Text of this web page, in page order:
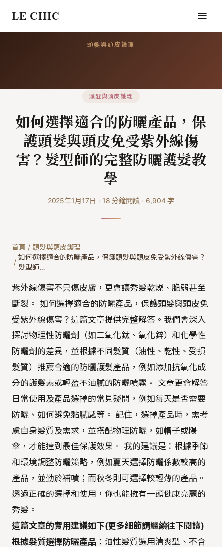
LE CHIC
頭髮與頭皮護理
頭髮與頭皮護理
如何選擇適合的防曬產品，保
護頭髮與頭皮免受紫外線傷
害？髮型師的完整防曬護髮教
學
2025年1月17日 · 18 分鐘閱讀 · 6,904 字
首頁 / 頭髮與頭皮護理
/
如何選擇適合的防曬產品，保護頭髮與頭皮免受紫外線傷害？
髮型師…
紫外線傷害不只傷皮膚，更會讓秀髮乾燥、脆弱甚至
斷裂。 如何選擇適合的防曬產品，保護頭髮與頭皮免
受紫外線傷害？這篇文章提供完整解答。我們會深入
探討物理性防曬劑（如二氧化鈦、氧化鋅）和化學性
防曬劑的差異，並根據不同髮質（油性、乾性、受損
髮質）推薦合適的防曬護髮產品，例如添加抗氧化成
分的護髮素或輕盈不油膩的防曬噴霧。 文章更會解答
日常使用及產品選擇的常見疑問，例如每天是否需要
防曬、如何避免黏膩感等。 記住，選擇產品時，需考
慮自身髮質及需求，並搭配物理防曬，如帽子或陽
傘，才能達到最佳保護效果。 我的建議是：根據季節
和環境調整防曬策略，例如夏天選擇防曬係數較高的
產品，並勤於補噴；而秋冬則可選擇較輕薄的產品。
透過正確的選擇和使用，你也能擁有一頭健康亮麗的
秀髮。
這篇文章的實用建議如下(更多細節請繼續往下閱讀)
根據髮質選擇防曬產品： 油性髮質選用清爽型、不含